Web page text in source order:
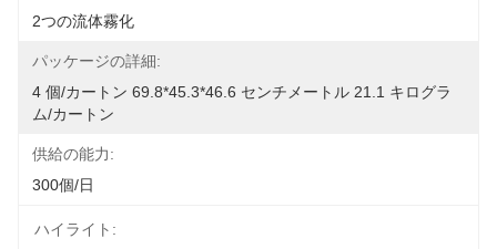
2つの流体霧化
パッケージの詳細:
4 個/カートン 69.8*45.3*46.6 センチメートル 21.1 キログラ
ム/カートン
供給の能力:
300個/日
ハイライト: